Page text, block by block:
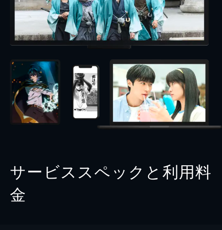
サービススペックと利用料
金